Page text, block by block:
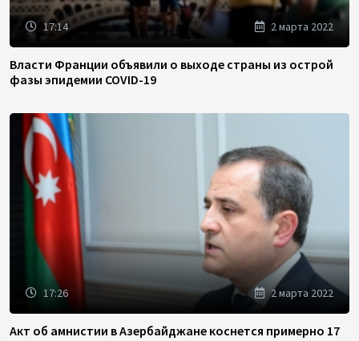
17:14 2 марта 2022
Власти Франции объявили о выходе страны из острой
фазы эпидемии COVID-19
17:26 2 марта 2022
Акт об амнистии в Азербайджане коснется примерно 17